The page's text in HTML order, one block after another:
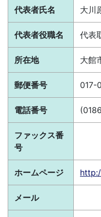
代表者氏名 大川
代表者役職名 代表
所在地 大館
郵便番号 017-
電話番号
ファックス番
号
ホームページ
メール